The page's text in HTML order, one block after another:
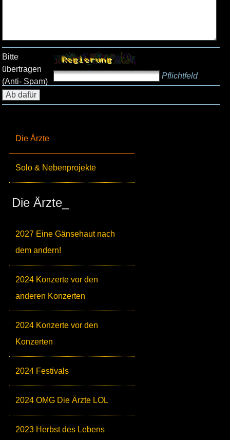
Die Ärzte
Solo & Nebenprojekte
Die Ärzte_
2027 Eine Gänsehaut nach
dem andern!
2024 Konzerte vor den
anderen Konzerten
2024 Konzerte vor den
Konzerten
2024 Festivals
2024 OMG Die Ärzte LOL
2023 Herbst des Lebens
Bitte
übertragen
(Anti- Spam)
Pflichtfeld